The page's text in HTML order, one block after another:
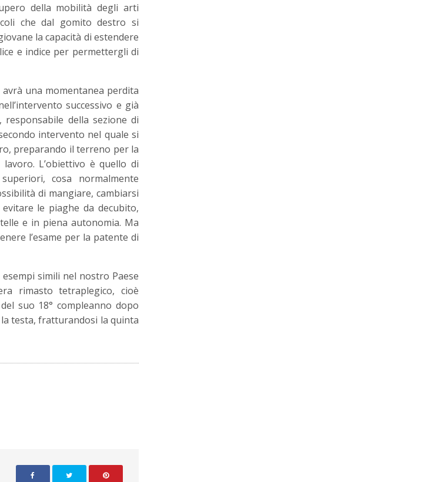
della mobilità degli arti
che dal gomito destro si
la capacità di estendere
e indice per permettergli di
una momentanea perdita
successivo e già
responsabile della sezione di
intervento nel quale si
preparando il terreno per la
L’obiettivo è quello di
cosa normalmente
di mangiare, cambiarsi
le piaghe da decubito,
e in piena autonomia. Ma
l’esame per la patente di
simili nel nostro Paese
rimasto tetraplegico, cioè
suo 18° compleanno dopo
testa, fratturandosi la quinta